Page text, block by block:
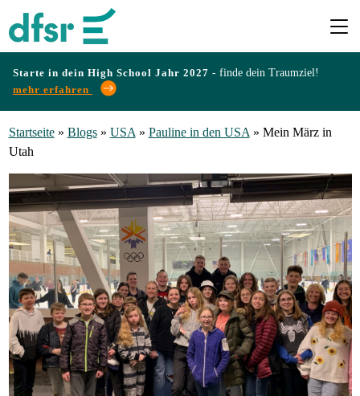
Starte in dein High School Jahr 2027 - finde dein Traumziel!
mehr erfahren
Programme
Infos
&
Erfahrungen
Preise
Gastfamilie
Startseite» Blogs» USA» Pauline in den USA» Mein März in
Utah